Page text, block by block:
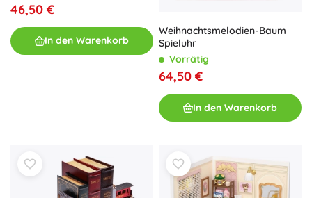
46,50 €
In den Warenkorb
Weihnachtsmelodien-Baum
Spieluhr
Vorrätig
64,50 €
In den Warenkorb